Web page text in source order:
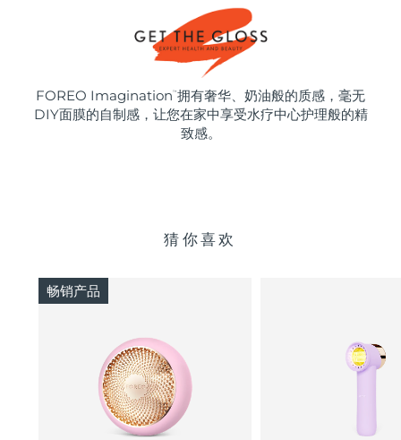
FOREO Imagination ™ 拥有奢华、奶油般的质感，毫无
DIY面膜的自制感，让您在家中享受水疗中心护理般的精
致感。
猜你喜欢
畅销产品